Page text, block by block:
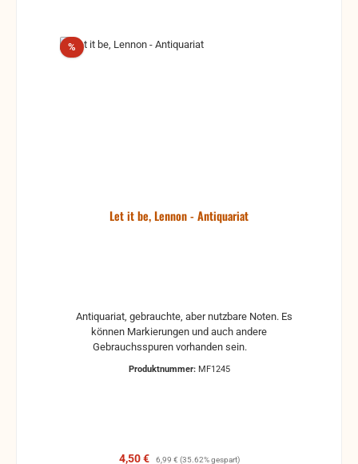
%Rabatt
Let it be, Lennon - Antiquariat
können Markierungen und auch andere
Produktnummer: MF1245
Verkaufspreis:
4,50 € Regulärer Preis:
6,99 € (35.62% gespart)